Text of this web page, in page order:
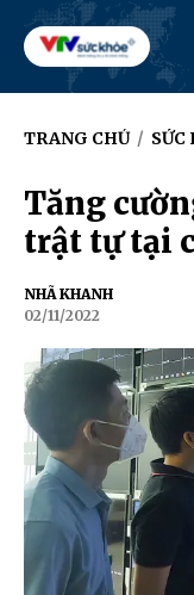
TRANG CHỦ / SỨC
Tăng
trật tự tại
NHÃ KHANH
02/11/2022